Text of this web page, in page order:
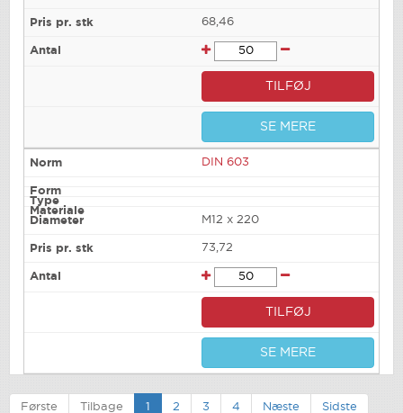
68,46
TILFØJ
SE MERE
DIN 603
M12 x 220
73,72
TILFØJ
SE MERE
Første Tilbage 1 2 3 4 Næste Sidste